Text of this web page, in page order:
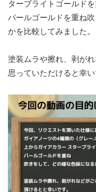
ターブライトゴールド
パールゴールドを重ね
かを比較してみました。
塗装ムラや擦れ、剥が
思っていただけると幸い